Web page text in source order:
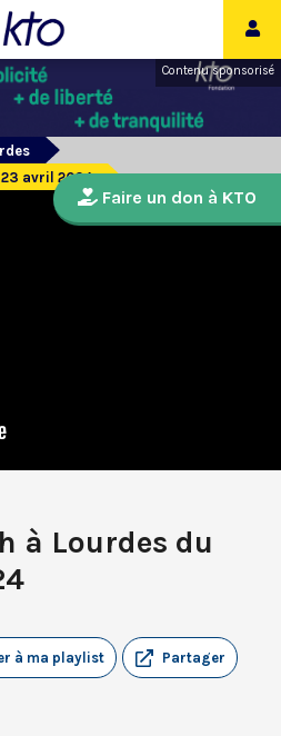
Contenu sponsorisé
23 avril 2024
à Lourdes du
Partager
à ma playlist
Faire un don à KTO